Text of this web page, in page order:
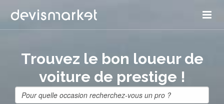
Trouvez le bon loueur de
voiture de prestige !